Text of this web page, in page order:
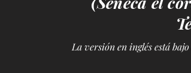
La versión en inglés está